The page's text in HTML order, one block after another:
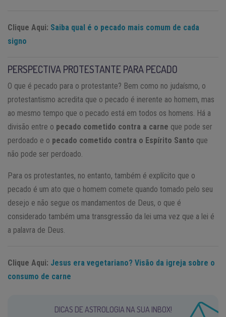
Clique Aqui: Saiba qual é o pecado mais comum de cada
signo
PERSPECTIVA PROTESTANTE PARA PECADO
O que é pecado para o protestante? Bem como no judaísmo, o
protestantismo acredita que o pecado é inerente ao homem, mas
ao mesmo tempo que o pecado está em todos os homens. Há a
divisão entre o pecado cometido contra a carne que pode ser
perdoado e o pecado cometido contra o Espírito Santo que
não pode ser perdoado.
Para os protestantes, no entanto, também é explícito que o
pecado é um ato que o homem comete quando tomado pelo seu
desejo e não segue os mandamentos de Deus, o que é
considerado também uma transgressão da lei uma vez que a lei é
a palavra de Deus.
Clique Aqui: Jesus era vegetariano? Visão da igreja sobre o
consumo de carne
DICAS DE ASTROLOGIA NA SUA INBOX!